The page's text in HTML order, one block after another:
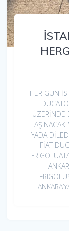
HER GÜN
ÜZERİNDE
TAŞINACAK
YADA
FİAT